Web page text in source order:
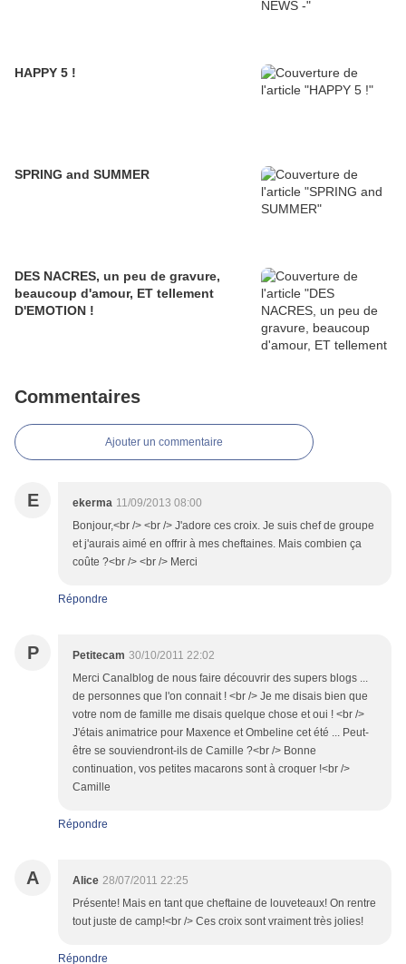
HAPPY 5 !
SPRING and SUMMER
DES NACRES, un peu de gravure,
beaucoup d'amour, ET tellement
D'EMOTION !
Commentaires
Ajouter un commentaire
E ekerma 11/09/2013 08:00
Bonjour,<br /> <br /> J'adore ces croix. Je suis chef de groupe
et j'aurais aimé en offrir à mes cheftaines. Mais combien ça
coûte ?<br /> <br /> Merci
Répondre
P Petitecam 30/10/2011 22:02
Merci Canalblog de nous faire découvrir des supers blogs ...
de personnes que l'on connait ! <br /> Je me disais bien que
votre nom de famille me disais quelque chose et oui ! <br />
J'étais animatrice pour Maxence et Ombeline cet été ... Peut-
être se souviendront-ils de Camille ?<br /> Bonne
continuation, vos petites macarons sont à croquer !<br />
Camille
Répondre
A Alice 28/07/2011 22:25
Présente! Mais en tant que cheftaine de louveteaux! On rentre
tout juste de camp!<br /> Ces croix sont vraiment très jolies!
Répondre